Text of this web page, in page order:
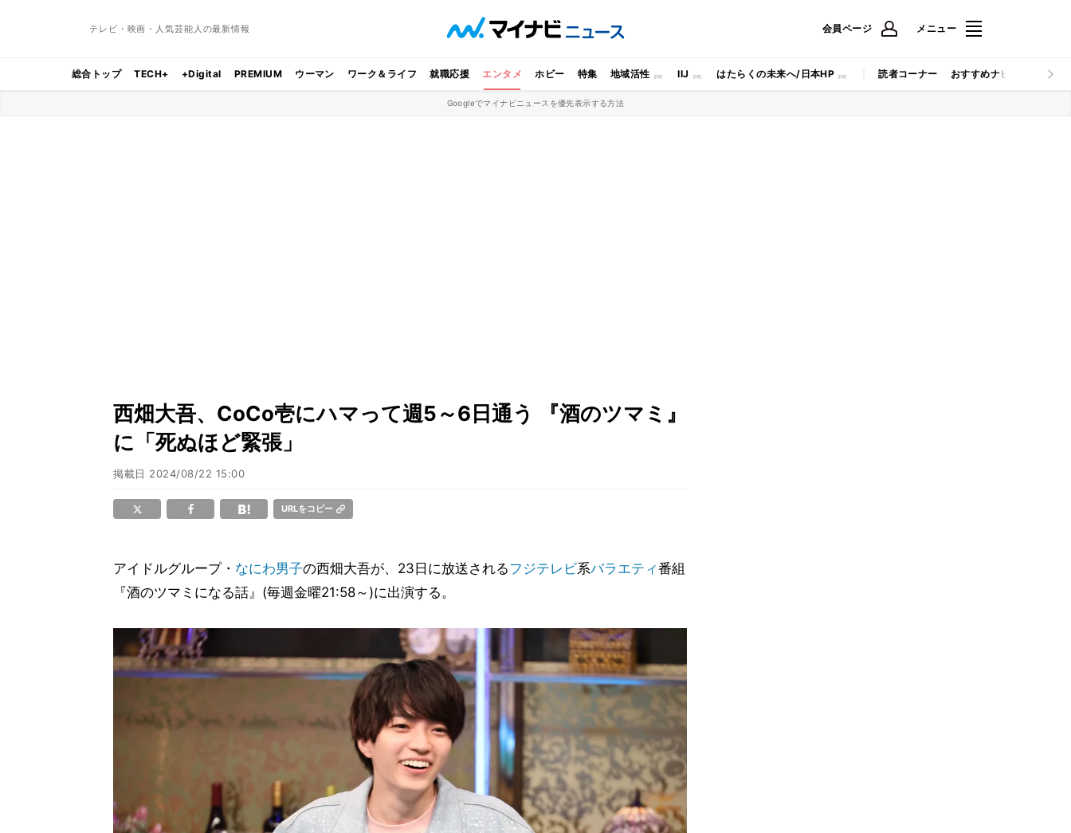
テレビ・映画・人気芸能人の最新情報 会員ページ メニュー
総合トップ TECH+ +Digital PREMIUM ウーマン ワーク＆ライフ 就職応援 エンタメ ホビー 特集 地域活性 IIJ はたらくの未来へ/日本HP 読者コーナー おすすめナビ マイナビ
Googleでマイナビニュースを優先表示する方法
西畑大吾、CoCo壱にハマって週5～6日通う 『酒のツマミ』
に「死ぬほど緊張」
掲載日 2024/08/22 15:00
URLをコピー
アイドルグループ・ なにわ男子の西畑大吾が、23日に放送されるフジテレビ系バラエティ番組
『酒のツマミになる話』(毎週金曜21:58～)に出演する。